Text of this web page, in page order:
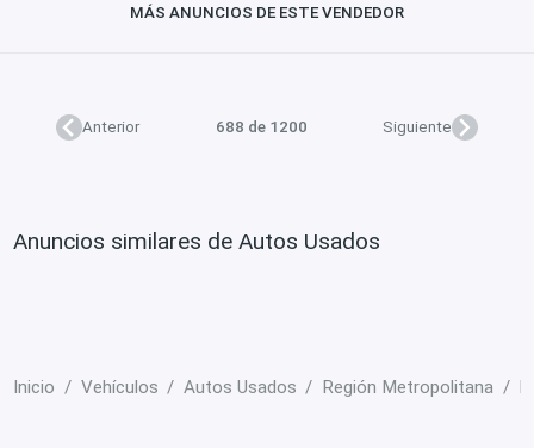
MÁS ANUNCIOS DE ESTE VENDEDOR
Anterior 688 de 1200 Siguiente
Anuncios similares de Autos Usados
Inicio Vehículos Autos Usados Región Metropolitana